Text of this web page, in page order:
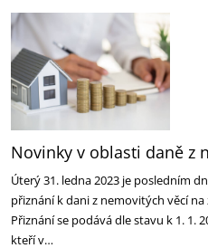
Novinky v oblasti daně z
Úterý 31. ledna 2023 je posledním
přiznání k dani z nemovitých věcí
Přiznání se podává dle stavu k 1. 1.
kteří v…